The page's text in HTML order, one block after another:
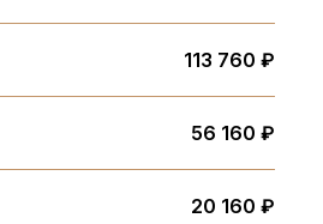
113 760 ₽
56 160 ₽
20 160 ₽